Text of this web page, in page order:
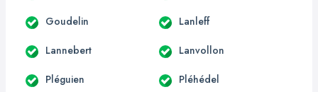
Goudelin Lanleff
Lannebert Lanvollon
Pléguien Pléhédel